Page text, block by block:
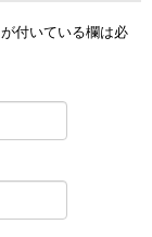
が付いている欄は必